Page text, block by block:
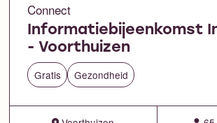
Connect
Informatiebijeenkomst
- Voorthuizen
Gratis Gezondheid